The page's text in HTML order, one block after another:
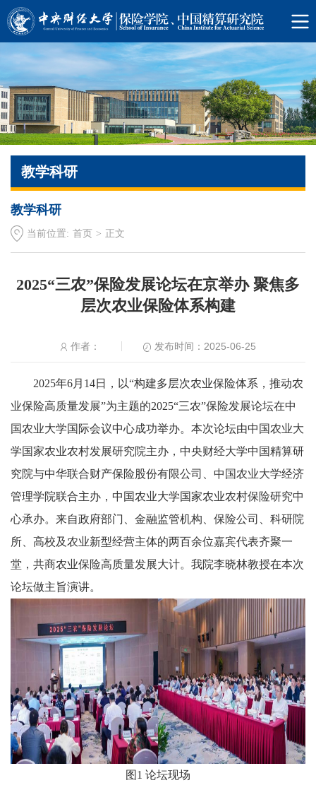
教学科研
教学科研
当前位置: 首页 > 正文
2025“三农”保险发展论坛在京举办 聚焦多
层次农业保险体系构建
作者： 发布时间：2025-06-25
2025年6月14日，以“构建多层次农业保险体系，推动农
业保险高质量发展”为主题的2025“三农”保险发展论坛在中
国农业大学国际会议中心成功举办。本次论坛由中国农业大
学国家农业农村发展研究院主办，中央财经大学中国精算研
究院与中华联合财产保险股份有限公司、中国农业大学经济
管理学院联合主办，中国农业大学国家农业农村保险研究中
心承办。来自政府部门、金融监管机构、保险公司、科研院
所、高校及农业新型经营主体的两百余位嘉宾代表齐聚一
堂，共商农业保险高质量发展大计。我院李晓林教授在本次
论坛做主旨演讲。
图1 论坛现场